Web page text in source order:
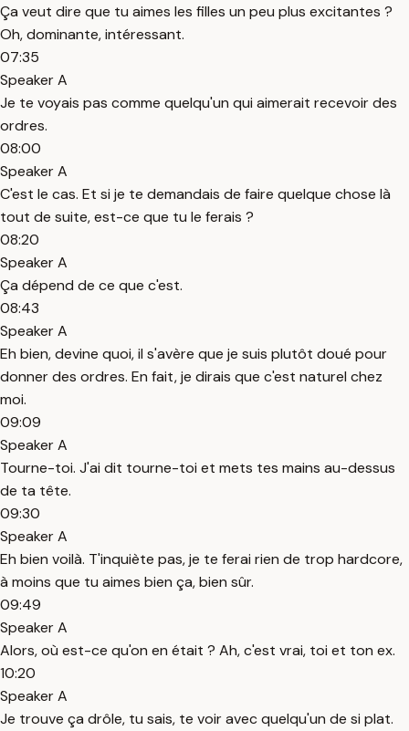
Ça veut dire que tu aimes les filles un peu plus excitantes ?
Oh, dominante, intéressant.
07:35
Speaker A
Je te voyais pas comme quelqu'un qui aimerait recevoir des
ordres.
08:00
Speaker A
C'est le cas. Et si je te demandais de faire quelque chose là
tout de suite, est-ce que tu le ferais ?
08:20
Speaker A
Ça dépend de ce que c'est.
08:43
Speaker A
Eh bien, devine quoi, il s'avère que je suis plutôt doué pour
donner des ordres. En fait, je dirais que c'est naturel chez
moi.
09:09
Speaker A
Tourne-toi. J'ai dit tourne-toi et mets tes mains au-dessus
de ta tête.
09:30
Speaker A
Eh bien voilà. T'inquiète pas, je te ferai rien de trop hardcore,
à moins que tu aimes bien ça, bien sûr.
09:49
Speaker A
Alors, où est-ce qu'on en était ? Ah, c'est vrai, toi et ton ex.
10:20
Speaker A
Je trouve ça drôle, tu sais, te voir avec quelqu'un de si plat.